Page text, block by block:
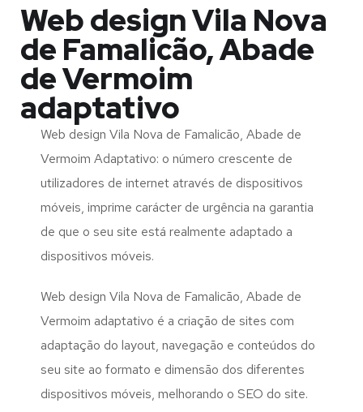
Web design Vila Nova
de Famalicão, Abade
de Vermoim
adaptativo
Web design Vila Nova de Famalicão, Abade de
Vermoim Adaptativo: o número crescente de
utilizadores de internet através de dispositivos
móveis, imprime carácter de urgência na garantia
de que o seu site está realmente adaptado a
dispositivos móveis.
Web design Vila Nova de Famalicão, Abade de
Vermoim adaptativo é a criação de sites com
adaptação do layout, navegação e conteúdos do
seu site ao formato e dimensão dos diferentes
dispositivos móveis, melhorando o SEO do site.